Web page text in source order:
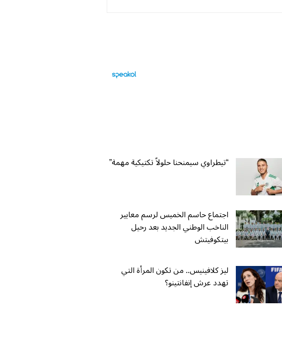
“تيطراوي سيمنحنا حلولاً تكتيكية مهمة”
اجتماع حاسم الخميس لرسم معايير
الناخب الوطني الجديد بعد رحيل
بيتكوفيتش
ليز كلافينيس.. من تكون المرأة التي
تهدد عرش إنفانتينو؟